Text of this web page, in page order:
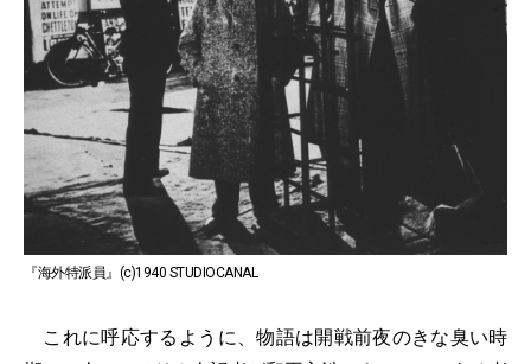
『海外特派員』(c)1940 STUDIOCANAL
これに呼応するように、物語は開戦前夜のきな臭い時